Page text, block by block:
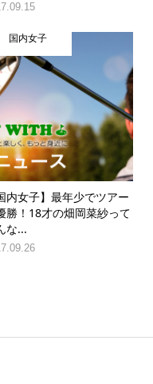
国内女子
内女子】最年少でツアー
勝！18才の畑岡菜紗って
な...